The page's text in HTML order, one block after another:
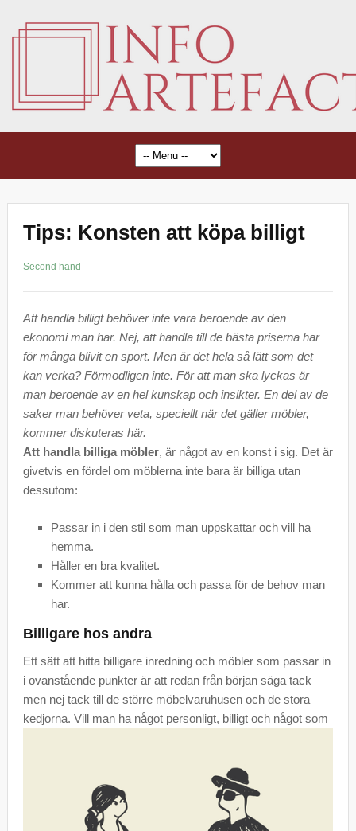
Tips: Konsten att köpa billigt
Second hand
Att handla billigt behöver inte vara beroende av den
ekonomi man har. Nej, att handla till de bästa priserna har
för många blivit en sport. Men är det hela så lätt som det
kan verka? Förmodligen inte. För att man ska lyckas är
man beroende av en hel kunskap och insikter. En del av de
saker man behöver veta, speciellt när det gäller möbler,
kommer diskuteras här.
Att handla billiga möbler, är något av en konst i sig. Det är
givetvis en fördel om möblerna inte bara är billiga utan
dessutom:
Passar in i den stil som man uppskattar och vill ha
hemma.
Håller en bra kvalitet.
Kommer att kunna hålla och passa för de behov man
har.
Billigare hos andra
Ett sätt att hitta billigare inredning och möbler som passar in
i ovanstående punkter är att redan från början säga tack
men nej tack till de större möbelvaruhusen och de stora
kedjorna. Vill man ha något personligt, billigt och något som